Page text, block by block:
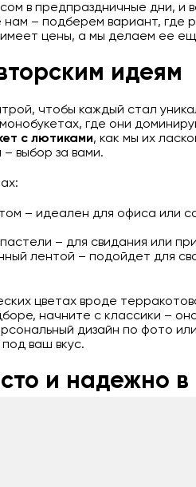
в предпраздничные дни, и
– подберем вариант, где
имеет цены, а мы делаем ее
идеям
чтобы каждый стал
где они
с лютиками, как мы их
выбор за вами.
– идеален для офиса или
– для свидания или
лентой – подойдет для
цветах вроде
начните с классики –
дизайн по фото
ваш вкус.
и надежно в